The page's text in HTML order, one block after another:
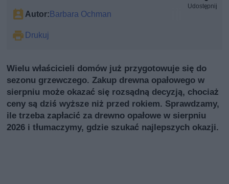
Autor:Barbara Ochman
Drukuj
Udostępnij
Wielu właścicieli domów już przygotowuje się do
sezonu grzewczego. Zakup drewna opałowego w
sierpniu może okazać się rozsądną decyzją, chociaż
ceny są dziś wyższe niż przed rokiem. Sprawdzamy,
ile trzeba zapłacić za drewno opałowe w sierpniu
2026 i tłumaczymy, gdzie szukać najlepszych okazji.